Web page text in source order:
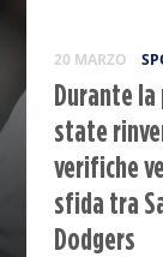
20 MARZO
Durante
state
verifiche
sfida tra
Dodgers